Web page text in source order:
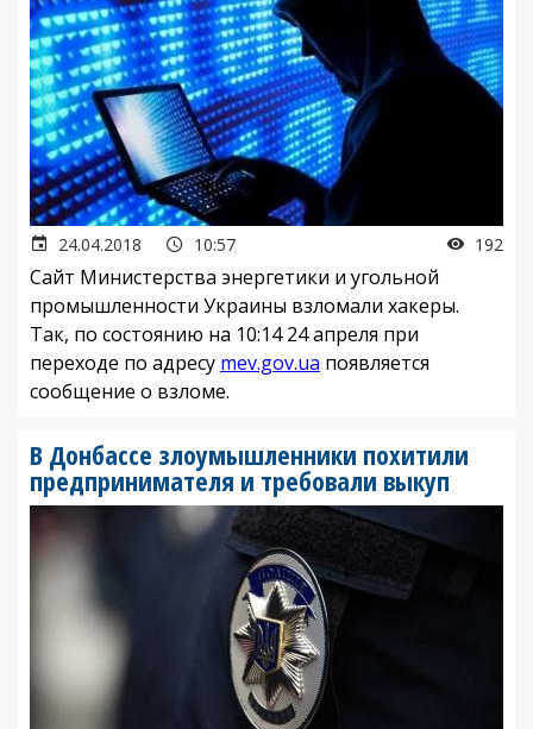
24.04.2018 10:57 192
Сайт Министерства энергетики и угольной
промышленности Украины взломали хакеры.
Так, по состоянию на 10:14 24 апреля при
переходе по адресу mev.gov.ua появляется
сообщение о взломе.
В Донбассе злоумышленники похитили
предпринимателя и требовали выкуп